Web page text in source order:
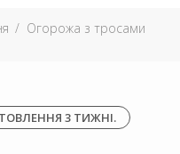
Огорожа з тросами
3 ТИЖНІ.